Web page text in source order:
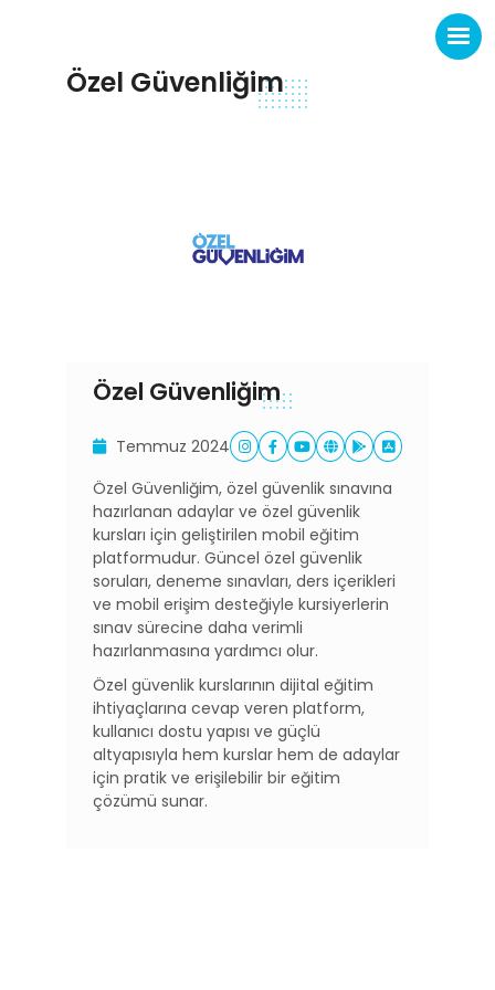
Özel Güvenliğim
Özel Güvenliğim
Temmuz 2024
Özel Güvenliğim, özel güvenlik sınavına
hazırlanan adaylar ve özel güvenlik
kursları için geliştirilen mobil eğitim
platformudur. Güncel özel güvenlik
soruları, deneme sınavları, ders içerikleri
ve mobil erişim desteğiyle kursiyerlerin
sınav sürecine daha verimli
hazırlanmasına yardımcı olur.
Özel güvenlik kurslarının dijital eğitim
ihtiyaçlarına cevap veren platform,
kullanıcı dostu yapısı ve güçlü
altyapısıyla hem kurslar hem de adaylar
için pratik ve erişilebilir bir eğitim
çözümü sunar.